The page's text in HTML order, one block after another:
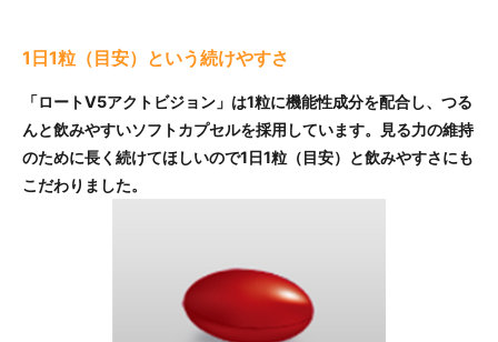
1日1粒（目安）という続けやすさ
「ロートV5アクトビジョン」は1粒に機能性成分を配合し、つる
んと飲みやすいソフトカプセルを採用しています。見る力の維持
のために長く続けてほしいので1日1粒（目安）と飲みやすさにも
こだわりました。